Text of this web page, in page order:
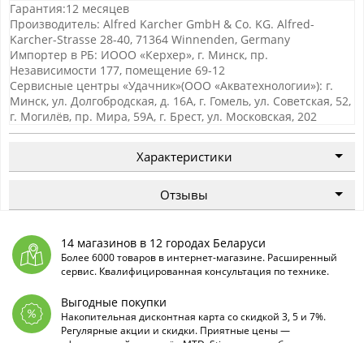
Гарантия:12 месяцев
Производитель: Alfred Karcher GmbH & Co. KG. Alfred-
Karcher-Strasse 28-40, 71364 Winnenden, Germany
Импортер в РБ: ИООО «Керхер», г. Минск, пр.
Независимости 177, помещение 69-12
Сервисные центры «Удачник»(ООО «Акватехнологии»): г.
Минск, ул. Долгобродская, д. 16А, г. Гомель, ул. Советская, 52,
г. Могилёв, пр. Мира, 59А, г. Брест, ул. Московская, 202
Характеристики
Отзывы
14 магазинов в 12 городах Беларуси
Более 6000 товаров в интернет-магазине. Расширенный
сервис. Квалифицированная консультация по технике.
Выгодные покупки
Накопительная дисконтная карта со скидкой 3, 5 и 7%.
Регулярные акции и скидки. Приятные цены —